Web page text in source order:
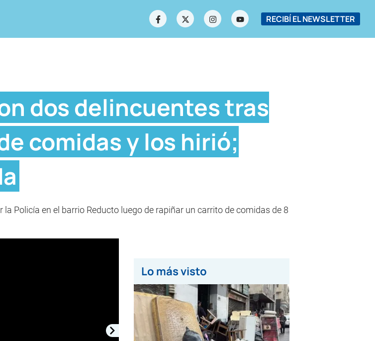
RECIBÍ EL NEWSLETTER
dos delincuentes tras
comidas y los hirió;
Policía en el barrio Reducto luego de rapiñar un carrito de comidas de 8
Lo más visto